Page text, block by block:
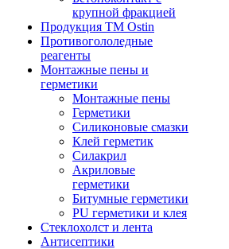
крупной фракцией
Продукция ТМ Ostin
Противогололедные
реагенты
Монтажные пены и
герметики
Монтажные пены
Герметики
Силиконовые смазки
Клей герметик
Силакрил
Акриловые
герметики
Битумные герметики
PU герметики и клея
Стеклохолст и лента
Антисептики